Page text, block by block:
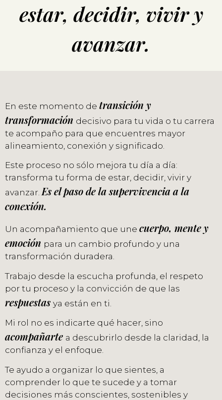
estar, decidir, vivir y
avanzar.
En este momento de transición y
transformación decisivo para tu vida o tu carrera
te acompaño para que encuentres mayor
alineamiento, conexión y significado.
Este proceso no sólo mejora tu día a día:
transforma tu forma de estar, decidir, vivir y
avanzar. Es el paso de la supervivencia a la
conexión.
Un acompañamiento que une cuerpo, mente y
emoción para un cambio profundo y una
transformación duradera.
Trabajo desde la escucha profunda, el respeto
por tu proceso y la convicción de que las
respuestas ya están en ti.
Mi rol no es indicarte qué hacer, sino
acompañarte a descubrirlo desde la claridad, la
confianza y el enfoque.
Te ayudo a organizar lo que sientes, a
comprender lo que te sucede y a tomar
decisiones más conscientes, sostenibles y